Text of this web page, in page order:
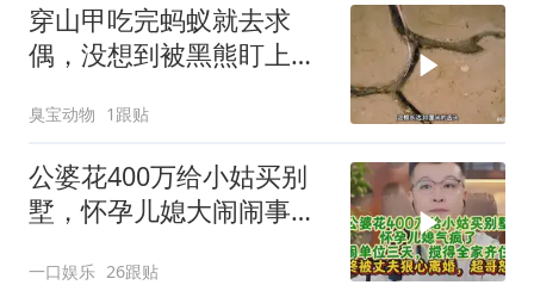
穿山甲吃完蚂蚁就去求
偶，没想到被黑熊盯上
臭宝动物 1跟贴
公婆花400万给小姑买别
墅，怀孕儿媳大闹闹事，
一口娱乐 26跟贴